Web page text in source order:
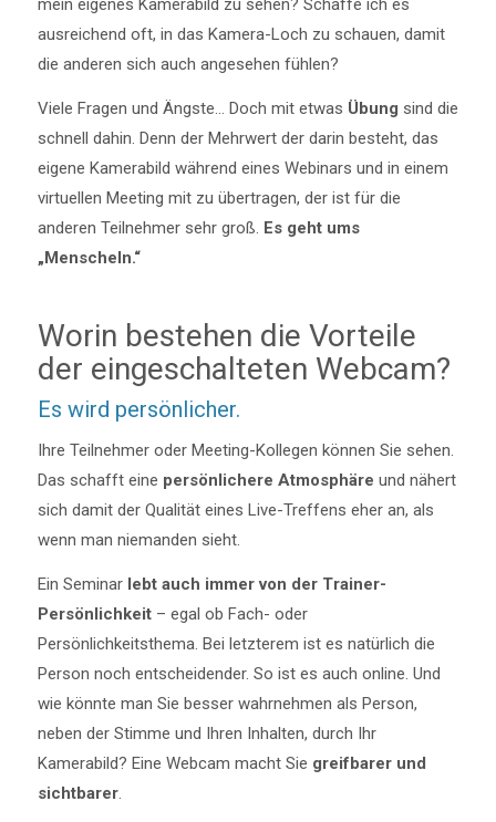
mein eigenes Kamerabild zu sehen? Schaffe ich es
ausreichend oft, in das Kamera-Loch zu schauen, damit
die anderen sich auch angesehen fühlen?
Viele Fragen und Ängste… Doch mit etwas Übung sind die
schnell dahin. Denn der Mehrwert der darin besteht, das
eigene Kamerabild während eines Webinars und in einem
virtuellen Meeting mit zu übertragen, der ist für die
anderen Teilnehmer sehr groß. Es geht ums
„Menscheln.“
Worin bestehen die Vorteile
der eingeschalteten Webcam?
Es wird persönlicher.
Ihre Teilnehmer oder Meeting-Kollegen können Sie sehen.
Das schafft eine persönlichere Atmosphäre und nähert
sich damit der Qualität eines Live-Treffens eher an, als
wenn man niemanden sieht.
Ein Seminar lebt auch immer von der Trainer-
Persönlichkeit– egal ob Fach- oder
Persönlichkeitsthema. Bei letzterem ist es natürlich die
Person noch entscheidender. So ist es auch online. Und
wie könnte man Sie besser wahrnehmen als Person,
neben der Stimme und Ihren Inhalten, durch Ihr
Kamerabild? Eine Webcam macht Sie greifbarer und
sichtbarer.